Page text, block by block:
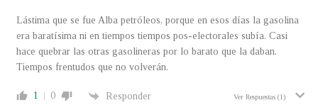
Lástima que se fue Alba petróleos, porque en esos días la gasolina
era baratísima ni en tiempos tiempos pos-electorales subía. Casi
hace quebrar las otras gasolineras por lo barato que la daban.
Tiempos frentudos que no volverán.
1 0 Responder Ver Respuestas (1)